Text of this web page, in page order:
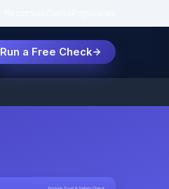
Run a Free Check